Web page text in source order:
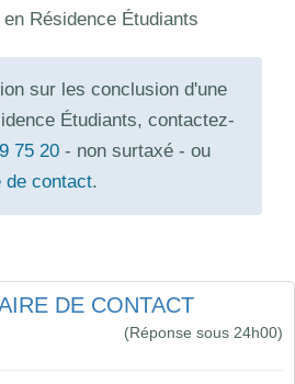
Résidence Étudiants
sur les conclusion d'une
Étudiants, contactez-
75 20 - non surtaxé - ou
de contact.
DE CONTACT
(Réponse sous 24h00)